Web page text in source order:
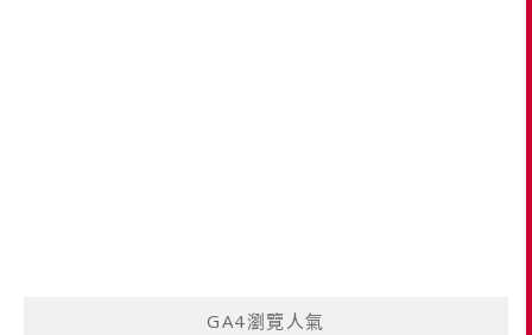
GA4瀏覽人氣